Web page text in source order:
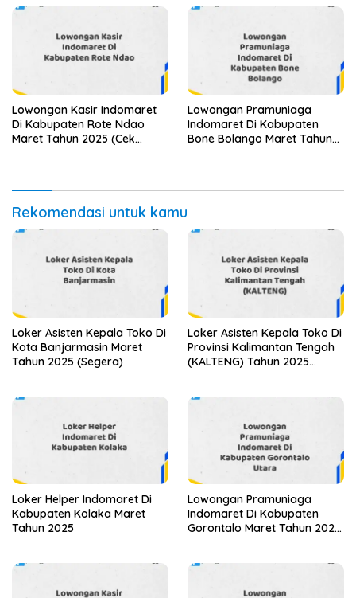
Lowongan Kasir Indomaret
Di Kabupaten Rote Ndao
Maret Tahun 2025 (Cek
Lowongan Pramuniaga
Indomaret Di Kabupaten
Bone Bolango Maret Tahun
Rekomendasi untuk kamu
Loker Asisten Kepala Toko Di
Kota Banjarmasin Maret
Tahun 2025 (Segera)
Loker Asisten Kepala Toko Di
Provinsi Kalimantan Tengah
(KALTENG) Tahun 2025
Loker Helper Indomaret Di
Kabupaten Kolaka Maret
Tahun 2025
Lowongan Pramuniaga
Indomaret Di Kabupaten
Gorontalo Maret Tahun 2025